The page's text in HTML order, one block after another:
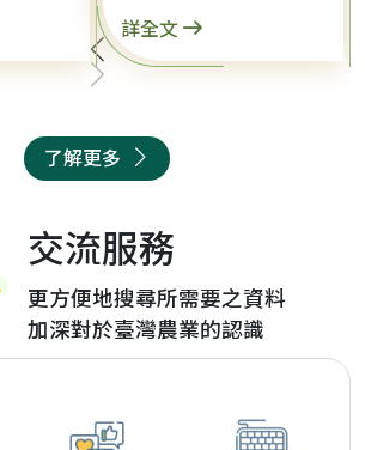
詳全文
了解更多
交流服務
更方便地搜尋所需要之資料
加深對於臺灣農業的認識